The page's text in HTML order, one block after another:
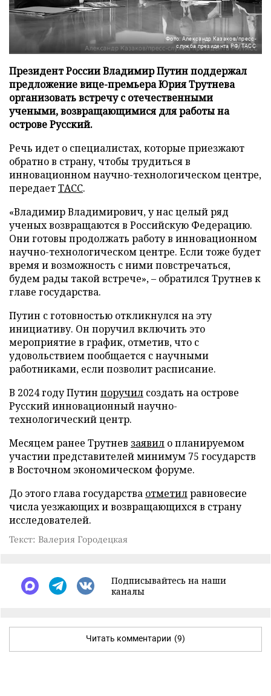
Фото: Александр Казаков/пресс-
служба президента РФ/ТАСС
Президент России Владимир Путин поддержал
предложение вице-премьера Юрия Трутнева
организовать встречу с отечественными
учеными, возвращающимися для работы на
острове Русский.
Речь идет о специалистах, которые приезжают
обратно в страну, чтобы трудиться в
инновационном научно-технологическом центре,
передаетТАСС.
«Владимир Владимирович, у нас целый ряд
ученых возвращаются в Российскую Федерацию.
Они готовы продолжать работу в инновационном
научно-технологическом центре. Если тоже будет
время и возможность с ними повстречаться,
будем рады такой встрече», – обратился Трутнев к
главе государства.
Путин с готовностью откликнулся на эту
инициативу. Он поручил включить это
мероприятие в график, отметив, что с
удовольствием пообщается с научными
работниками, если позволит расписание.
В 2024 году Путин поручил создать на острове
Русский инновационный научно-
технологический центр.
Месяцем ранее Трутнев заявил о планируемом
участии представителей минимум 75 государств
в Восточном экономическом форуме.
До этого глава государства отметилравновесие
числа уезжающих и возвращающихся в страну
исследователей.
Текст: Валерия Городецкая
Подписывайтесь на наши
каналы
Читать комментарии (9)